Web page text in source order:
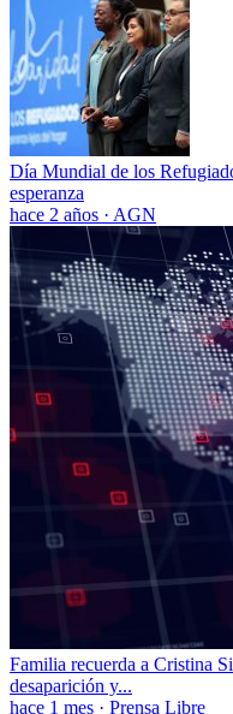
Día Mundial de los
esperanza
hace 2 años · AGN
Familia recuerda a Cristina
desaparición y...
hace 1 mes · Prensa Libre